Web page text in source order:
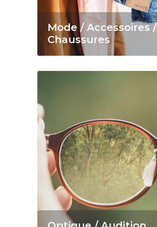
Mode / Accessoires /
Chaussures